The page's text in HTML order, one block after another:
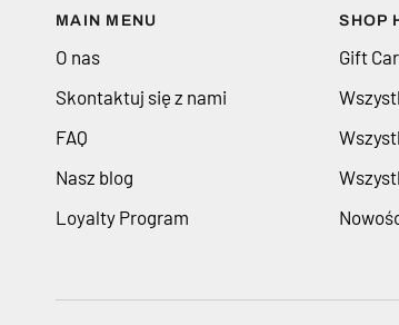
MAIN MENU
O nas
Skontaktuj się z nami
FAQ
Nasz blog
Loyalty Program
SHOP
Gift